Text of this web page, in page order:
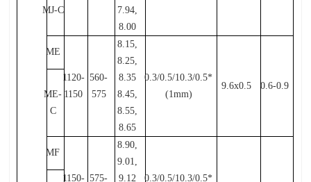
7.94,
8.00
MJ-C
ME
1120-
1150
560-
575
8.15,
8.25,
8.35
8.45,
8.55,
8.65
0.3/0.5/10.3/0.5*
(1mm)
9.6x0.5
0.6-0.9
ME-
C
MF
1150- 575-
8.90,
9.01,
9.12
0.3/0.5/10.3/0.5*